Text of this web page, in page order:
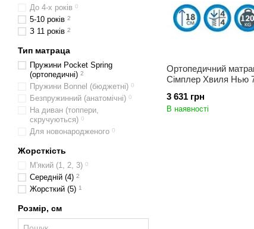
Ортопедичний
Сімплер Хвиля Нью
3 631 грн
В наявності
До 4-х років 0
5-10 років 2
З 11 років 2
Тип матраца
Пружини Pocket Spring
(ортопедичні) 2
Пружини Bonnel (бюджетні) 0
Безпружинний (анатомічні) 0
На диван (топпери,
скручуються) 0
Для новонародженого 0
Жорсткість
М'який (1, 2, 3) 0
Середній (4) 2
Жорсткий (5) 1
Розмір, см